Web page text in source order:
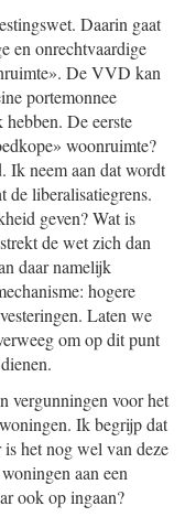
Daarin gaat
en onrechtvaardige
De VVD kan
portemonnee
De eerste
woonruimte?
Ik neem aan dat wordt
de liberalisatiegrens.
geven? Wat is
de wet zich dan
daar namelijk
hogere
Laten we
om op dit punt
vergunningen voor het
Ik begrijp dat
het nog wel van deze
aan een
ook op ingaan?